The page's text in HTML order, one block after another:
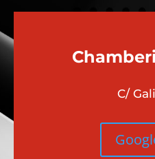
Chamberi
C/